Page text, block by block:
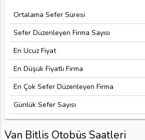
Ortalama Sefer Süresi
Sefer Düzenleyen Firma Sayısı
En Ucuz Fiyat
En Düşük Fiyatlı Firma
En Çok Sefer Düzenleyen Firma
Günlük Sefer Sayısı
Van Bitlis Otobüs Saatleri